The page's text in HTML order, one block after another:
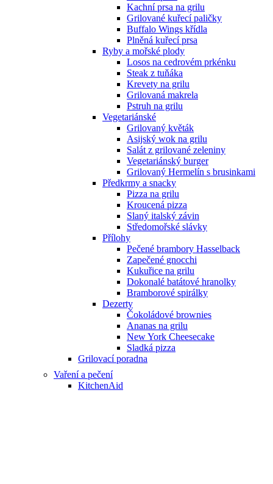
Kachní prsa na grilu
Grilované kuřecí paličky
Buffalo Wings křídla
Plněná kuřecí prsa
Ryby a mořské plody
Losos na cedrovém prkénku
Steak z tuňáka
Krevety na grilu
Grilovaná makrela
Pstruh na grilu
Vegetariánské
Grilovaný květák
Asijský wok na grilu
Salát z grilované zeleniny
Vegetariánský burger
Grilovaný Hermelín s brusinkami
Předkrmy a snacky
Pizza na grilu
Kroucená pizza
Slaný italský závin
Středomořské slávky
Přílohy
Pečené brambory Hasselback
Zapečené gnocchi
Kukuřice na grilu
Dokonalé batátové hranolky
Bramborové spirálky
Dezerty
Čokoládové brownies
Ananas na grilu
New York Cheesecake
Sladká pizza
Grilovací poradna
Vaření a pečení
KitchenAid